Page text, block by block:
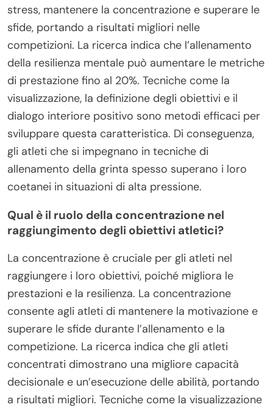
stress, mantenere la concentrazione e superare le
sfide, portando a risultati migliori nelle
competizioni. La ricerca indica che l’allenamento
della resilienza mentale può aumentare le metriche
di prestazione fino al 20%. Tecniche come la
visualizzazione, la definizione degli obiettivi e il
dialogo interiore positivo sono metodi efficaci per
sviluppare questa caratteristica. Di conseguenza,
gli atleti che si impegnano in tecniche di
allenamento della grinta spesso superano i loro
coetanei in situazioni di alta pressione.
Qual è il ruolo della concentrazione nel
raggiungimento degli obiettivi atletici?
La concentrazione è cruciale per gli atleti nel
raggiungere i loro obiettivi, poiché migliora le
prestazioni e la resilienza. La concentrazione
consente agli atleti di mantenere la motivazione e
superare le sfide durante l’allenamento e la
competizione. La ricerca indica che gli atleti
concentrati dimostrano una migliore capacità
decisionale e un’esecuzione delle abilità, portando
a risultati migliori. Tecniche come la visualizzazione